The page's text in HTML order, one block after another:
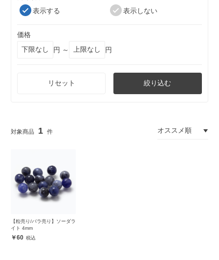
表示する
表示しない
価格
円 ～
円
リセット 絞り込む
1
【粒売り/バラ売り】ソーダラ
イト 4mm
60